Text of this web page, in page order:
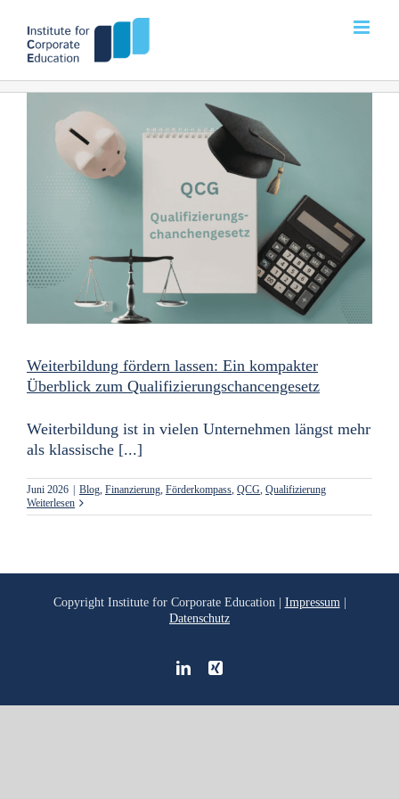
Inhalt
springen
Weiterbildung fördern lassen: Ein kompakter
Überblick zum Qualifizierungschancengesetz
Weiterbildung ist in vielen Unternehmen längst mehr
als klassische [...]
Juni 2026 | Blog Finanzierung Förderkompass QCG Qualifizierung
Weiterlesen
Copyright Institute for Corporate Education | Impressum |
Datenschutz
LinkedInXing